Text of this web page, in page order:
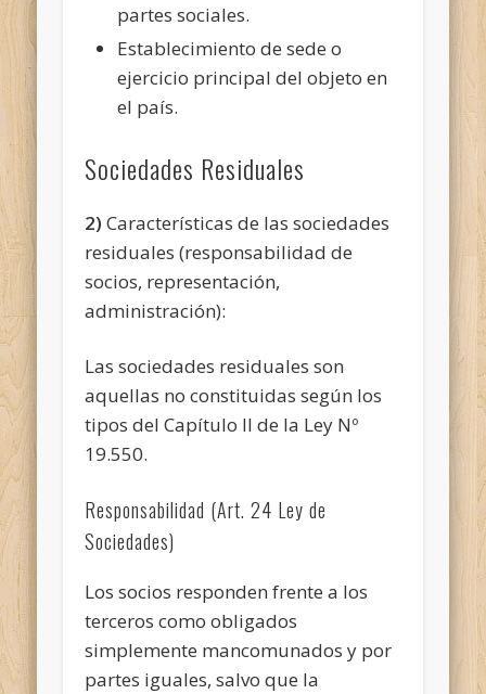
partessociales.
Establecimiento de sede o
ejercicio principal del objeto en
el país.
Sociedades Residuales
2) Características de las sociedades
residuales (responsabilidad de
socios, representación,
administración):
Las sociedades residuales son
aquellas no constituidas según los
tipos del Capítulo II de la Ley Nº
19.550.
Responsabilidad (Art. 24 Ley de
Sociedades)
Los socios responden frente a los
terceros como obligados
simplemente mancomunados y por
partes iguales, salvo que la